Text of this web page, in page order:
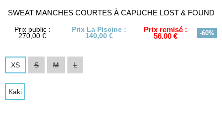
SWEAT MANCHES COURTES À CAPUCHE LOST & FOUND
Prix public :
270,00 €
Prix La Piscine :
140,00 €
Prix remisé :
56,00 € -60%
XS S M L
Kaki